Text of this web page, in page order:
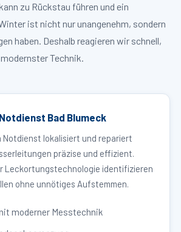
zu Rückstau führen und ein
ist nicht nur unangenehm, sondern
haben. Deshalb reagieren wir schnell,
Technik.
Bad Blumeck
Notdienst lokalisiert und repariert
präzise und effizient.
Leckortungstechnologie identifizieren
ohne unnötiges Aufstemmen.
moderner Messtechnik